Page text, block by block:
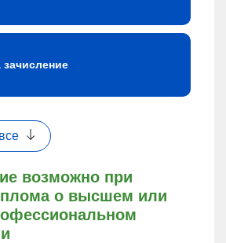
возможно при
о высшем или
зачисление